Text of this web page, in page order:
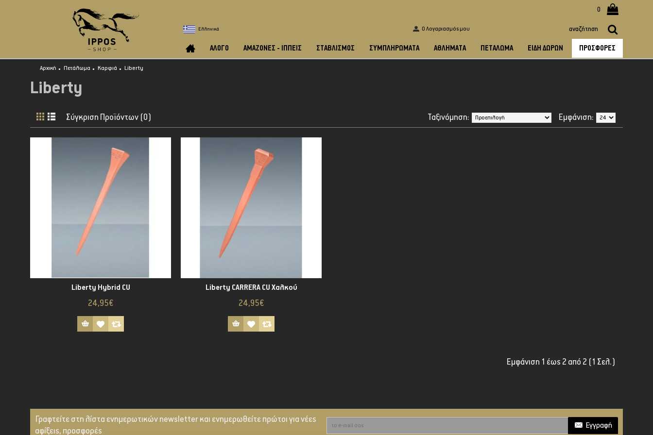
0
Ελληνικά O Λογαριασμός μου
ΑΛΟΓΟ ΑΜΑΖΌΝΕΣ - ΙΠΠΕΊΣ ΣΤΑΒΛΙΣΜΌΣ ΣΥΜΠΛΗΡΩΜΑΤΑ ΑΘΛΉΜΑΤΑ ΠΕΤΆΛΩΜΑ ΕΊΔΗ ΔΏΡΩΝ ΠΡΟΣΦΟΡΈΣ
Αρχική Πετάλωμα Καρφιά Liberty
Liberty
Σύγκριση Προϊόντων (0) Εμφάνιση:
Ταξινόμηση:
Liberty Hybrid CU
24,95€
Liberty CARRERA CU Χαλκού
24,95€
Εμφάνιση 1 έως 2 από 2 (1 Σελ.)
Γραφτείτε στη λίστα ενημερωτικών newsletter και ενημερωθείτε πρώτοι για νέες
αφίξεις, προσφορές
Εγγραφή